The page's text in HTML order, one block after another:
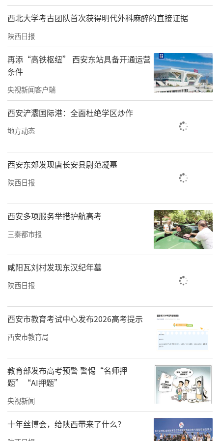
人”培育工程，实现全校教师党支部培育全覆
盖，深入开展“双带头人”教师党支部书
记“强国行”专项行动，推动党务工作与教学
科研、专业建设、人才培养深度融合。依托标
杆院系、样板支部辐射带动，实现基层党组织
全面过硬、全域提升。
此次获评陕西高校先进基层党组织的人居环境
学院党总支，以“党建强基、融合赋能、服务
育人”为工作主线，创新构建“党建+产教融
合、党建+课程思政、党建+师资建设”三大融
合模式，以红色引擎赋能教学、科研、人才培
养全链条。学院与中建八局、陕建集团等20余
家企业深度开展党建共建，联合推进技术攻关
与人才培养，紧扣“一带一路”倡议，构
建“政企校三方联动、党组织协同推进（三方
协同育人机制）”机制，开设“丝路基建
班”、布局海外实习就业基地，打造“国内高
质量就业+海外发展”双轮驱动育人模式，构建
近三年，分院建成省级、校级思政示范课程3
门，获批国家级一流课程1门、省级2门；承担
国家级、省部级等科研项目24项，落地横向产
学合作项目149项，服务覆盖大型国企、地方政
府与各类院校。先后荣获“陕西省高校党建工
作标杆院系”、校级“先进党总支”等称号，
入选全省高校“双带头人”教师党支部书
记“强国行”专项行动，党建工作经验入选全
西北大学考古团队首次获得明代外科麻醉的直接证据
陕西日报
再添“高铁枢纽” 西安东站具备开通运营
条件
央视新闻客户端
西安浐灞国际港：全面杜绝学区炒作
地方动态
西安东郊发现唐长安县尉范凝墓
陕西日报
西安多项服务举措护航高考
三秦都市报
咸阳瓦刘村发现东汉纪年墓
陕西日报
西安市教育考试中心发布2026高考提示
西安市教育局
教育部发布高考预警 警惕“名师押
题”“AI押题”
央视新闻
十年丝博会，给陕西带来了什么？